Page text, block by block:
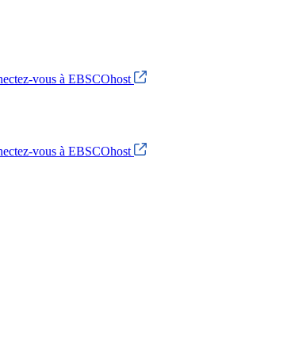
vous à EBSCOhost
vous à EBSCOhost